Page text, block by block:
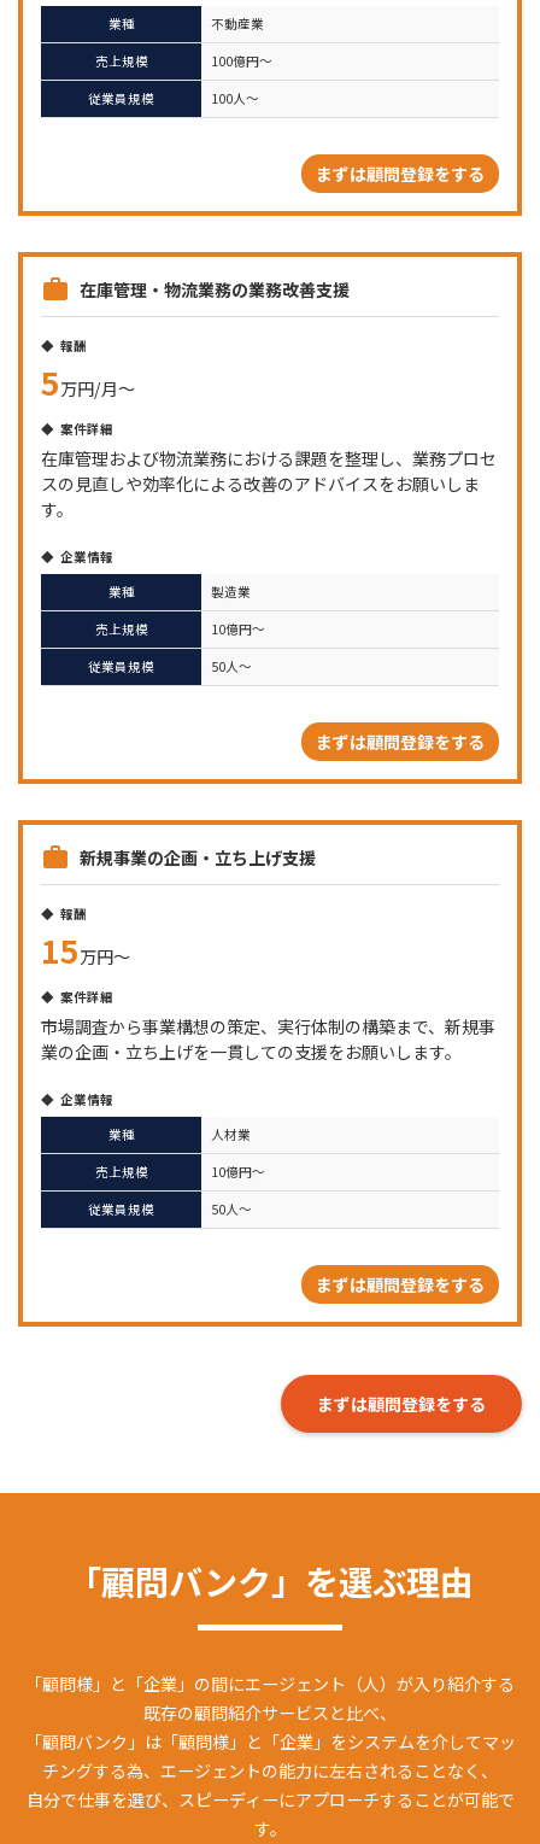
業種
不動産業
売上規模 100億円～
従業員規模 100人～
まずは顧問登録をする
在庫管理・物流業務の業務改善支援
報酬
5万円/月～
案件詳細
在庫管理および物流業務における課題を整理し、業務プロセ
スの見直しや効率化による改善のアドバイスをお願いしま
す。
企業情報
業種
製造業
売上規模 10億円～
従業員規模 50人～
まずは顧問登録をする
新規事業の企画・立ち上げ支援
報酬
15万円〜
案件詳細
市場調査から事業構想の策定、実行体制の構築まで、新規事
業の企画・立ち上げを一貫しての支援をお願いします。
企業情報
業種
人材業
売上規模 10億円～
従業員規模 50人～
まずは顧問登録をする
まずは顧問登録をする
「顧問バンク」を選ぶ理由
「顧問様」と「企業」の間にエージェント（人）が入り紹介する
既存の顧問紹介サービスと比べ、
「顧問バンク」は「顧問様」と「企業」をシステムを介してマッ
チングする為、エージェントの能力に左右されることなく、
自分で仕事を選び、スピーディーにアプローチすることが可能で
す。